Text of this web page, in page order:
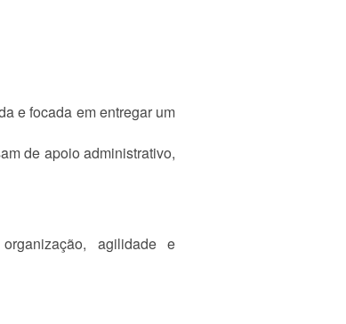
e focada em entregar um
de apoio administrativo,
agilidade e